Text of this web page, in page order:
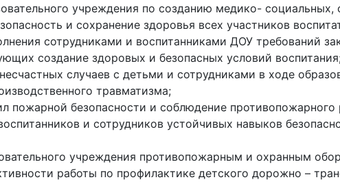
учреждения по созданию медико- социальных,
и сохранение здоровья всех участников
сотрудниками и воспитанниками ДОУ требований
создание здоровых и безопасных условий
случаев с детьми и сотрудниками в ходе
травматизма;
пожарной безопасности и соблюдение
и сотрудников устойчивых навыков
учреждения противопожарным и охранным
работы по профилактике детского дорожно –